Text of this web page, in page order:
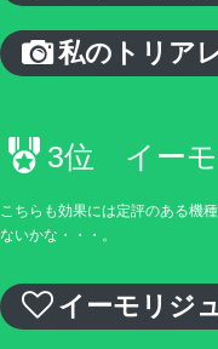
私のトリア
3位 イーモ
こちらも効果には定評のある機
ないかな・・・。
イーモリジ